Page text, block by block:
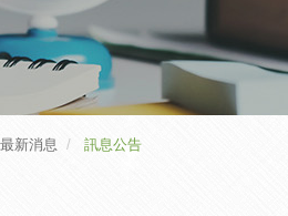
最新消息 訊息公告